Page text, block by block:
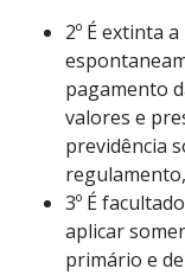
2º É extinta
pagamento
valores e
previdência
3º É
aplicar
primário e